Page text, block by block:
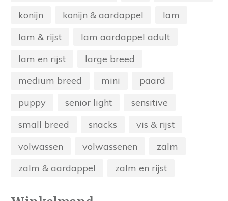
konijn
konijn & aardappel
lam
lam & rijst
lam aardappel adult
lam en rijst
large breed
medium breed
mini
paard
puppy
senior light
sensitive
small breed
snacks
vis & rijst
volwassen
volwassenen
zalm
zalm & aardappel
zalm en rijst